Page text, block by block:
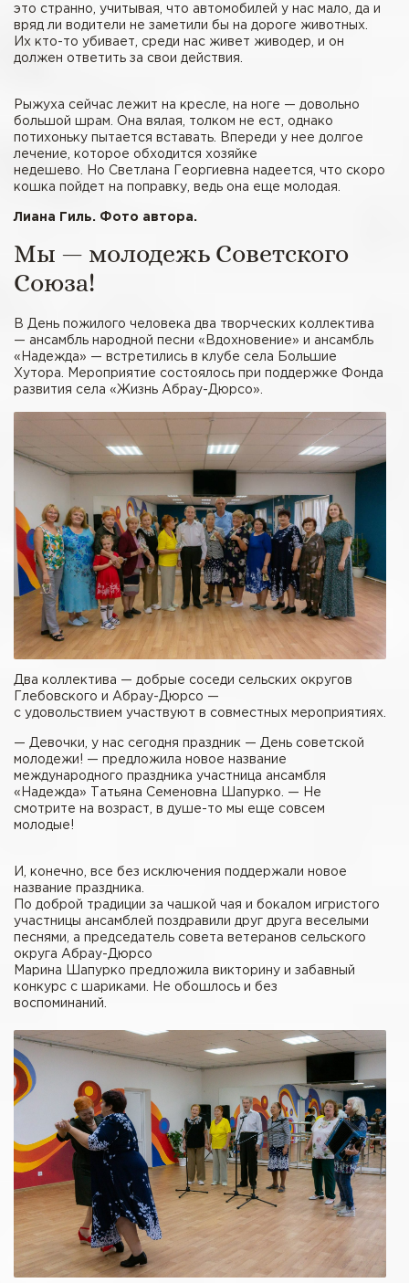
это странно, учитывая, что автомобилей у нас мало, да и
вряд ли водители не заметили бы на дороге животных.
Их кто-то убивает, среди нас живет живодер, и он
должен ответить за свои действия.
Рыжуха сейчас лежит на кресле, на ноге — довольно
большой шрам. Она вялая, толком не ест, однако
потихоньку пытается вставать. Впереди у нее долгое
лечение, которое обходится хозяйке
недешево. Но Светлана Георгиевна надеется, что скоро
кошка пойдет на поправку, ведь она еще молодая.
Лиана Гиль. Фото автора.
Мы — молодежь Советского
Союза!
В День пожилого человека два творческих коллектива
— ансамбль народной песни «Вдохновение» и ансамбль
«Надежда» — встретились в клубе села Большие
Хутора. Мероприятие состоялось при поддержке Фонда
развития села «Жизнь Абрау-Дюрсо».
Два коллектива — добрые соседи сельских округов
Глебовского и Абрау-Дюрсо —
с удовольствием участвуют в совместных мероприятиях.
— Девочки, у нас сегодня праздник — День советской
молодежи! — предложила новое название
международного праздника участница ансамбля
«Надежда» Татьяна Семеновна Шапурко. — Не
смотрите на возраст, в душе-то мы еще совсем
молодые!
И, конечно, все без исключения поддержали новое
название праздника.
По доброй традиции за чашкой чая и бокалом игристого
участницы ансамблей поздравили друг друга веселыми
песнями, а председатель совета ветеранов сельского
округа Абрау-Дюрсо
Марина Шапурко предложила викторину и забавный
конкурс с шариками. Не обошлось и без
воспоминаний.